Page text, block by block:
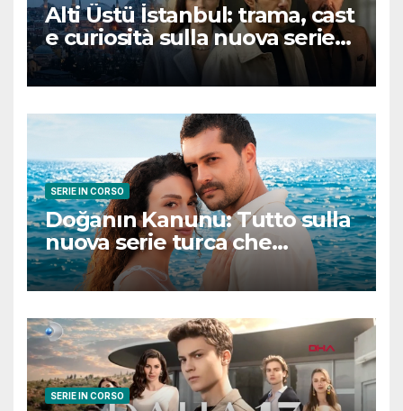
Alti Üstü İstanbul: trama, cast
e curiosità sulla nuova serie
turca ambientata a Ziyanker
SERIE IN CORSO
Doğanın Kanunu: Tutto sulla
nuova serie turca che
promette emozioni e colpi di
scena
SERIE IN CORSO